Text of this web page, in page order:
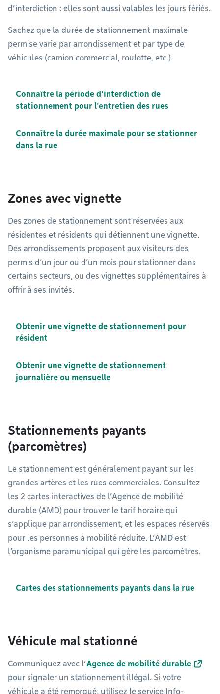
d’interdiction : elles sont aussi valables les jours fériés.
Sachez que la durée de stationnement maximale
permise varie par arrondissement et par type de
véhicules (camion commercial, roulotte, etc.).
Connaître la période d'interdiction de
stationnement pour l'entretien des rues
Connaître la durée maximale pour se stationner
dans la rue
Zones avec vignette
Des zones de stationnement sont réservées aux
résidentes et résidents qui détiennent une vignette.
Des arrondissements proposent aux visiteurs des
permis d’un jour ou d’un mois pour stationner dans
certains secteurs, ou des vignettes supplémentaires à
offrir à ses invités.
Obtenir une vignette de stationnement pour
résident
Obtenir une vignette de stationnement
journalière ou mensuelle
Stationnements payants
(parcomètres)
Le stationnement est généralement payant sur les
grandes artères et les rues commerciales. Consultez
les 2 cartes interactives de l’Agence de mobilité
durable (AMD) pour trouver le tarif horaire qui
s’applique par arrondissement, et les espaces réservés
pour les personnes à mobilité réduite. L’AMD est
l’organisme paramunicipal qui gère les parcomètres.
Cartes des stationnements payants dans la rue
Véhicule mal stationné
Communiquez avec l’Agence de mobilité durable
pour signaler un stationnement illégal. Si votre
véhicule a été remorqué, utilisez le service Info-